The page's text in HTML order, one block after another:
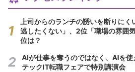
上司からのランチの誘いを断りに
逃したくない」、2位「職場の雰囲
位は？
AIが仕事を奪うのではなく、AIを
テックIT転職フェアで特別講演会